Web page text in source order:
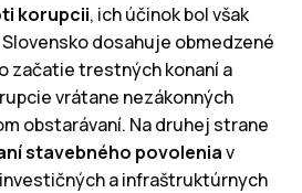
korupcii, ich účinok bol však
Slovensko dosahuje obmedzené
začatie trestných konaní a
vrátane nezákonných
obstarávaní. Na druhej strane
stavebného povoleniav
a infraštruktúrnych